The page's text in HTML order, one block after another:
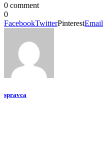
0 comment
0
FacebookTwitterPinterestEmail
spravca